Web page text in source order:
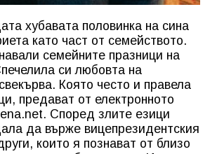
хубавата половинка на сина
като част от семейството.
семейните празници на
си любовта на
Която често и правела
предават от електронното
Според злите езици
да върже вицепрезидентския
които я познават от близо